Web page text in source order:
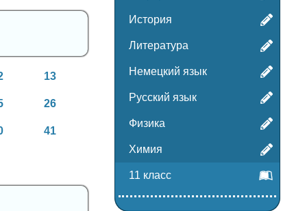
13
26
41
История
Литература
Немецкий язык
Русский язык
Физика
Химия
11 класс